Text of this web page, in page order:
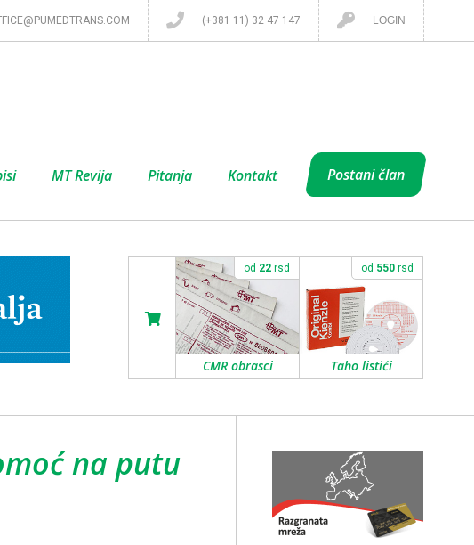
(+381 11) 32 47 147 LOGIN
MT Revija Pitanja Kontakt Postani član
CMR obrasci
od 22 rsd
Taho listići
od 550 rsd
na putu